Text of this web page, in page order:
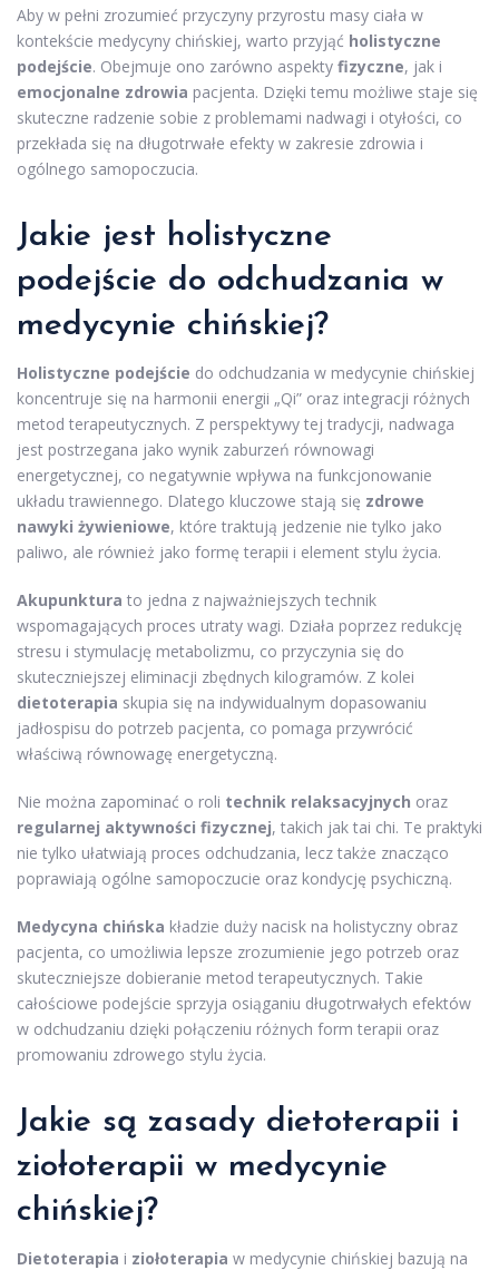
Aby w pełni zrozumieć przyczyny przyrostu masy ciała w
kontekście medycyny chińskiej, warto przyjąć holistyczne
podejście. Obejmuje ono zarówno aspekty fizyczne, jak i
emocjonalne zdrowia pacjenta. Dzięki temu możliwe staje się
skuteczne radzenie sobie z problemami nadwagi i otyłości, co
przekłada się na długotrwałe efekty w zakresie zdrowia i
ogólnego samopoczucia.
Jakie jest holistyczne
podejście do odchudzania w
medycynie chińskiej?
Holistyczne podejście do odchudzania w medycynie chińskiej
koncentruje się na harmonii energii „Qi” oraz integracji różnych
metod terapeutycznych. Z perspektywy tej tradycji, nadwaga
jest postrzegana jako wynik zaburzeń równowagi
energetycznej, co negatywnie wpływa na funkcjonowanie
układu trawiennego. Dlatego kluczowe stają się zdrowe
nawyki żywieniowe, które traktują jedzenie nie tylko jako
paliwo, ale również jako formę terapii i element stylu życia.
Akupunktura to jedna z najważniejszych technik
wspomagających proces utraty wagi. Działa poprzez redukcję
stresu i stymulację metabolizmu, co przyczynia się do
skuteczniejszej eliminacji zbędnych kilogramów. Z kolei
dietoterapia skupia się na indywidualnym dopasowaniu
jadłospisu do potrzeb pacjenta, co pomaga przywrócić
właściwą równowagę energetyczną.
Nie można zapominać o roli technik relaksacyjnych oraz
regularnej aktywności fizycznej, takich jak tai chi. Te praktyki
nie tylko ułatwiają proces odchudzania, lecz także znacząco
poprawiają ogólne samopoczucie oraz kondycję psychiczną.
Medycyna chińska kładzie duży nacisk na holistyczny obraz
pacjenta, co umożliwia lepsze zrozumienie jego potrzeb oraz
skuteczniejsze dobieranie metod terapeutycznych. Takie
całościowe podejście sprzyja osiąganiu długotrwałych efektów
w odchudzaniu dzięki połączeniu różnych form terapii oraz
promowaniu zdrowego stylu życia.
Jakie są zasady dietoterapii i
ziołoterapii w medycynie
chińskiej?
Dietoterapia i ziołoterapia w medycynie chińskiej bazują na